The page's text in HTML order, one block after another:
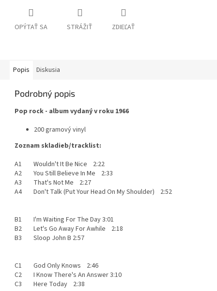
OPÝTAŤ SA STRÁŽIŤ ZDIEĽAŤ
Popis Diskusia
Podrobný popis
Pop rock - album vydaný v roku 1966
200 gramový vinyl
Zoznam skladieb/tracklist:
A1 Wouldn't It Be Nice 2:22
A2 You Still Believe In Me 2:33
A3 That's Not Me 2:27
A4 Don't Talk (Put Your Head On My Shoulder) 2:52
B1 I'm Waiting For The Day 3:01
B2 Let's Go Away For Awhile 2:18
B3 Sloop John B 2:57
C1 God Only Knows 2:46
C2 I Know There's An Answer 3:10
C3 Here Today 2:38